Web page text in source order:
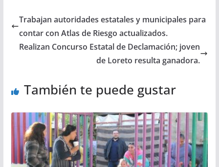
Trabajan autoridades estatales y municipales para
contar con Atlas de Riesgo actualizados.
Realizan Concurso Estatal de Declamación; joven
de Loreto resulta ganadora.
También te puede gustar